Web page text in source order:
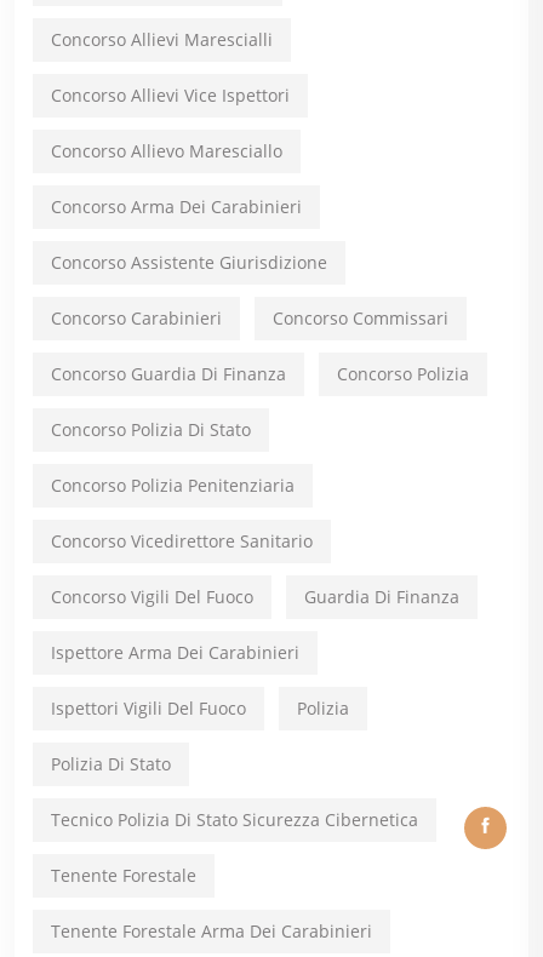
Concorso Allievi Marescialli
Concorso Allievi Vice Ispettori
Concorso Allievo Maresciallo
Concorso Arma Dei Carabinieri
Concorso Assistente Giurisdizione
Concorso Carabinieri Concorso Commissari
Concorso Guardia Di Finanza Concorso Polizia
Concorso Polizia Di Stato
Concorso Polizia Penitenziaria
Concorso Vicedirettore Sanitario
Concorso Vigili Del Fuoco Guardia Di Finanza
Ispettore Arma Dei Carabinieri
Ispettori Vigili Del Fuoco Polizia
Polizia Di Stato
Tecnico Polizia Di Stato Sicurezza Cibernetica
Tenente Forestale
Tenente Forestale Arma Dei Carabinieri